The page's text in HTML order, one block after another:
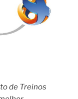
de Treinos